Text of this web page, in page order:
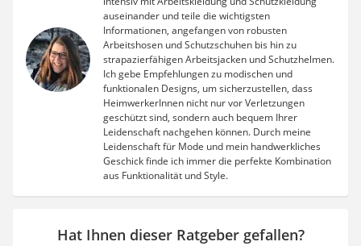
auseinander und teile die wichtigsten
Informationen, angefangen von robusten
Arbeitshosen und Schutzschuhen bis hin zu
strapazierfähigen Arbeitsjacken und Schutzhelmen.
Ich gebe Empfehlungen zu modischen und
funktionalen Designs, um sicherzustellen, dass
HeimwerkerInnen nicht nur vor Verletzungen
geschützt sind, sondern auch bequem Ihrer
Leidenschaft nachgehen können. Durch meine
Leidenschaft für Mode und mein handwerkliches
Geschick finde ich immer die perfekte Kombination
aus Funktionalität und Style.
Hat Ihnen dieser Ratgeber gefallen?